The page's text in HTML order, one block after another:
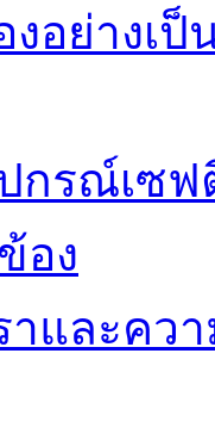
งอย่างเ
กรณ์เซ
อง
และคว